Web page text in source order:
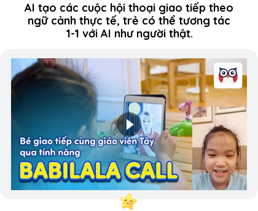
AI tạo các cuộc hội thoại giao tiếp theo
ngữ cảnh thực tế, trẻ có thể tương tác
1-1 với AI như người thật.